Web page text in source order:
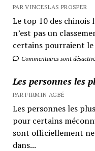
PAR VINCESLAS PROSPER
Le top 10 des chinois
n’est pas un
certains pourraient le
Commentaires sont
Les personnes les
PAR FIRMIN AGBÉ
Les personnes les
pour certains
sont officiellement
dans...